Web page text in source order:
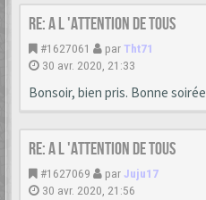
Re: A L 'ATTENTION DE TOUS
#1627061 parTht71
30 avr. 2020, 21:33
Bonsoir, bien pris. Bonne soirée
Re: A L 'ATTENTION DE TOUS
#1627069 par Juju17
30 avr. 2020, 21:56